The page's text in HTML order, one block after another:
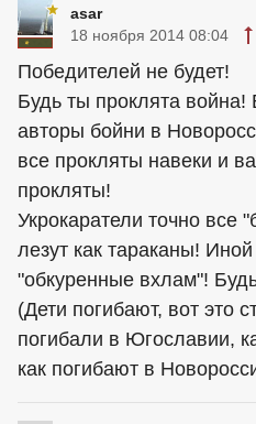
asar
18 ноября 2014 08:04
Победителей не будет!
Будь ты проклята война!
авторы бойни в
все прокляты навеки и
прокляты!
Укрокаратели точно все
лезут как тараканы!
"обкуренные вхлам"!
(Дети погибают, вот это
погибали в Югославии,
как погибают в